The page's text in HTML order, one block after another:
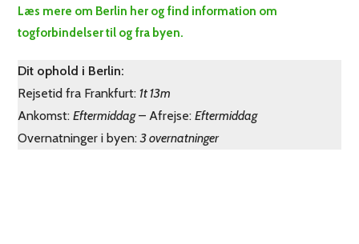
Læs mere om Berlin her og find information om
togforbindelser til og fra byen.
Dit ophold i Berlin:
Rejsetid fra Frankfurt:1t 13m
Ankomst:Eftermiddag– Afrejse:Eftermiddag
Overnatninger i byen:3 overnatninger